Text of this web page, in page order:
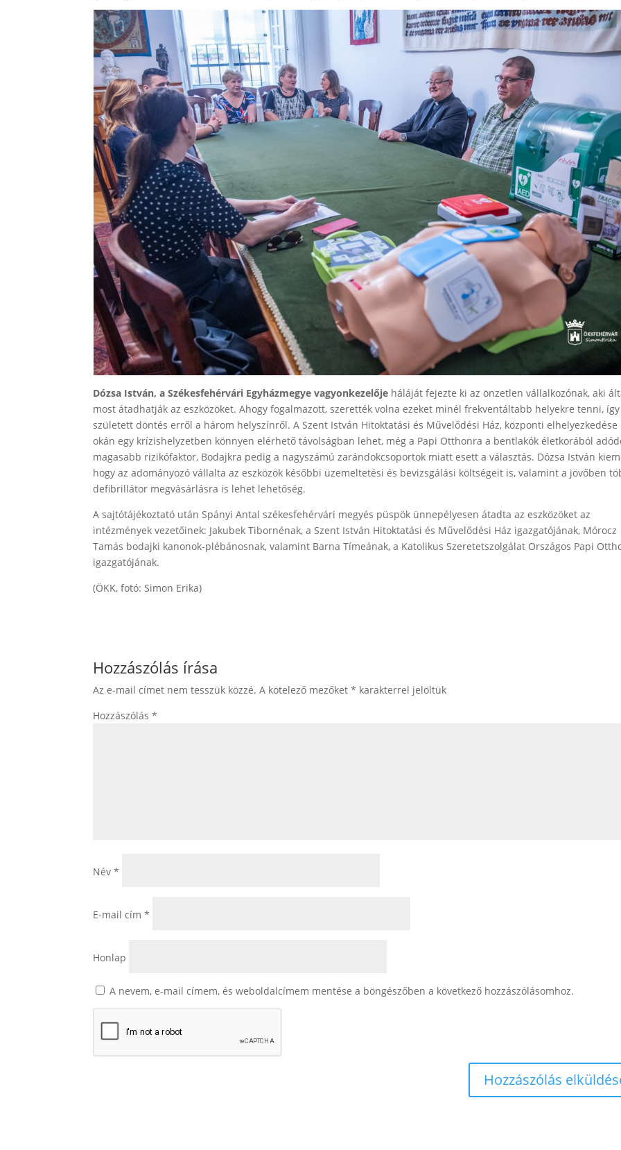
Dózsa István, a Székesfehérvári Egyházmegye vagyonkezelője háláját fejezte ki az önzetlen vállalkozónak, aki
most átadhatják az eszközöket. Ahogy fogalmazott, szerették volna ezeket minél frekventáltabb helyekre tenni, így
született döntés erről a három helyszínről. A Szent István Hitoktatási és Művelődési Ház, központi elhelyezkedése
okán egy krízishelyzetben könnyen elérhető távolságban lehet, még a Papi Otthonra a bentlakók életkorából
magasabb rizikófaktor, Bodajkra pedig a nagyszámú zarándokcsoportok miatt esett a választás. Dózsa István
hogy az adományozó vállalta az eszközök későbbi üzemeltetési és bevizsgálási költségeit is, valamint a jövőben
defibrillátor megvásárlásra is lehet lehetőség.
A sajtótájékoztató után Spányi Antal székesfehérvári megyés püspök ünnepélyesen átadta az eszközöket az
intézmények vezetőinek: Jakubek Tibornénak, a Szent István Hitoktatási és Művelődési Ház igazgatójának, Mórocz
Tamás bodajki kanonok-plébánosnak, valamint Barna Tímeának, a Katolikus Szeretetszolgálat Országos Papi
igazgatójának.
(ÖKK, fotó: Simon Erika)
Hozzászólás írása
Az e-mail címet nem tesszük közzé. A kötelező mezőket* karakterrel jelöltük
Hozzászólás*
Név*
E-mail cím*
Honlap
A nevem, e-mail címem, és weboldalcímem mentése a böngészőben a következő hozzászólásomhoz.